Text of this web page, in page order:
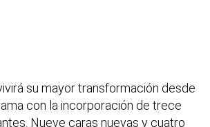
su mayor transformación desde
con la incorporación de trece
Nueve caras nuevas y cuatro